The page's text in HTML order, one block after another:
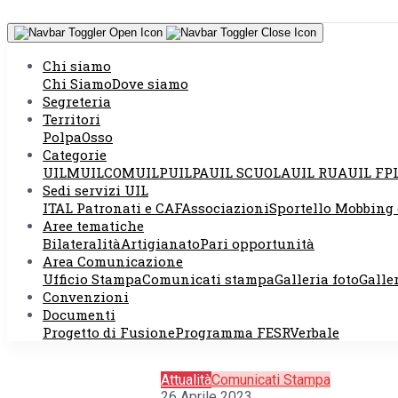
Chi siamo
Chi SiamoDove siamo
Segreteria
Territori
PolpaOsso
Categorie
UILMUILCOMUILPUILPAUIL SCUOLAUIL RUAUIL
Sedi servizi UIL
ITAL Patronati e CAFAssociazioniSportello
Aree tematiche
BilateralitàArtigianatoPari opportunità
Area Comunicazione
Ufficio StampaComunicati stampaGalleria foto
Convenzioni
Documenti
Progetto di FusioneProgramma FESRVerbale
CGIL CISL
Mercato in
italiana
AttualitàComunicati Stampa